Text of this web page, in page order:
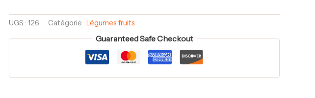
UGS : 126 Catégorie : Légumes fruits
Guaranteed Safe Checkout